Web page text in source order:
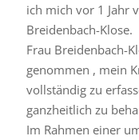
ich mich vor 1 Jahr
Breidenbach-Klose.
Frau Breidenbach-
genommen , mein
vollständig zu
ganzheitlich zu
Im Rahmen einer